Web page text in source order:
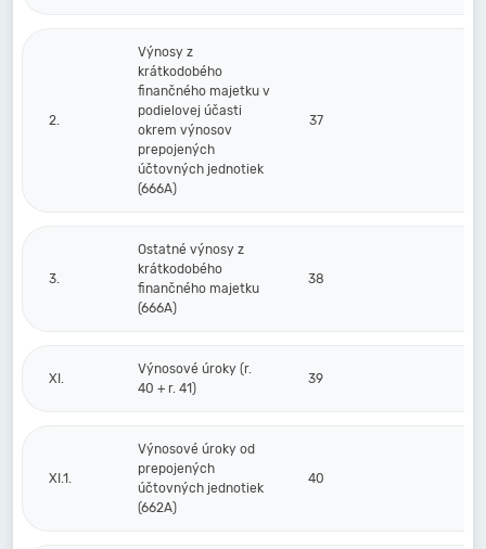
2.
Výnosy z
krátkodobého
finančného majetku v
podielovej účasti
okrem výnosov
prepojených
účtovných jednotiek
(666A)
37
3.
Ostatné výnosy z
krátkodobého
finančného majetku
(666A)
38
XI.
Výnosové úroky (r.
40 + r. 41)
39
XI.1.
Výnosové úroky od
prepojených
účtovných jednotiek
(662A)
40